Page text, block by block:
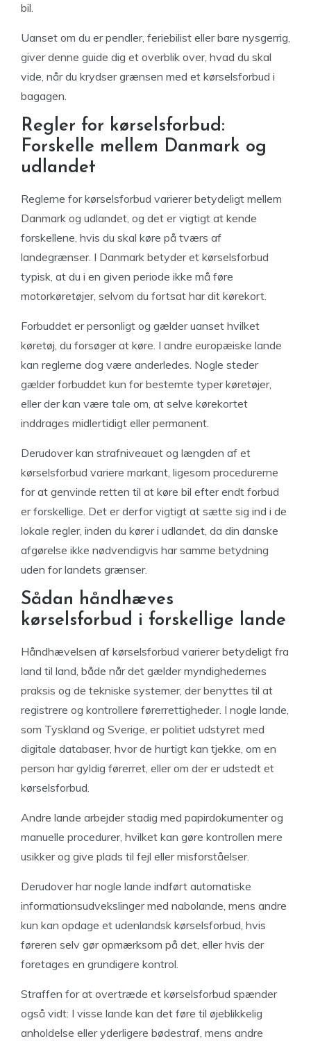
bil.
Uanset om du er pendler, feriebilist eller bare nysgerrig,
giver denne guide dig et overblik over, hvad du skal
vide, når du krydser grænsen med et kørselsforbud i
bagagen.
Regler for kørselsforbud:
Forskelle mellem Danmark og
udlandet
Reglerne for kørselsforbud varierer betydeligt mellem
Danmark og udlandet, og det er vigtigt at kende
forskellene, hvis du skal køre på tværs af
landegrænser. I Danmark betyder et kørselsforbud
typisk, at du i en given periode ikke må føre
motorkøretøjer, selvom du fortsat har dit kørekort.
Forbuddet er personligt og gælder uanset hvilket
køretøj, du forsøger at køre. I andre europæiske lande
kan reglerne dog være anderledes. Nogle steder
gælder forbuddet kun for bestemte typer køretøjer,
eller der kan være tale om, at selve kørekortet
inddrages midlertidigt eller permanent.
Derudover kan strafniveauet og længden af et
kørselsforbud variere markant, ligesom procedurerne
for at genvinde retten til at køre bil efter endt forbud
er forskellige. Det er derfor vigtigt at sætte sig ind i de
lokale regler, inden du kører i udlandet, da din danske
afgørelse ikke nødvendigvis har samme betydning
uden for landets grænser.
Sådan håndhæves
kørselsforbud i forskellige lande
Håndhævelsen af kørselsforbud varierer betydeligt fra
land til land, både når det gælder myndighedernes
praksis og de tekniske systemer, der benyttes til at
registrere og kontrollere førerrettigheder. I nogle lande,
som Tyskland og Sverige, er politiet udstyret med
digitale databaser, hvor de hurtigt kan tjekke, om en
person har gyldig førerret, eller om der er udstedt et
kørselsforbud.
Andre lande arbejder stadig med papirdokumenter og
manuelle procedurer, hvilket kan gøre kontrollen mere
usikker og give plads til fejl eller misforståelser.
Derudover har nogle lande indført automatiske
informationsudvekslinger med nabolande, mens andre
kun kan opdage et udenlandsk kørselsforbud, hvis
føreren selv gør opmærksom på det, eller hvis der
foretages en grundigere kontrol.
Straffen for at overtræde et kørselsforbud spænder
også vidt: I visse lande kan det føre til øjeblikkelig
anholdelse eller yderligere bødestraf, mens andre